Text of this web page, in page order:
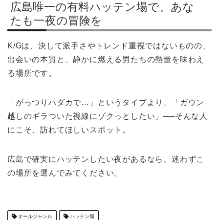
広島唯一の有料ハッテン場で、あな
たも一夜の冒険を
K/Gは、決して派手さやトレンド重視ではないものの、
出会いの本質と、静かに燃える男たちの熱量を味わえ
る場所です。
「がっつりハダカで…」というタイプより、「ガウン
越しのギラついた視線にゾクっとしたい」──そんな人
にこそ、訪れてほしいスポット。
広島で確実にハッテンしたい夜があるなら、迷わずこ
の場所を選んでみてください。
オールジャンル ハッテン場